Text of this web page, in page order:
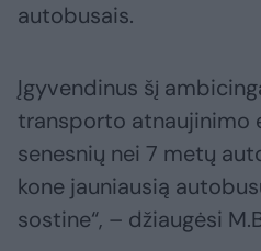
autobusais.
Įgyvendinus šį
transporto atnaujinimo
senesnių nei 7 metų
kone jauniausią
sostine“, – džiaugėsi